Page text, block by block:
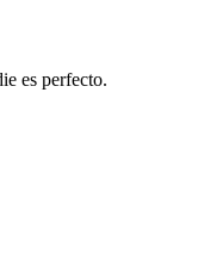
es perfecto.